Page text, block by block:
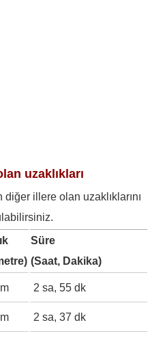
uzaklıkları
illere olan uzaklıklarını
Süre
(Saat, Dakika)
2 sa, 55 dk
2 sa, 37 dk